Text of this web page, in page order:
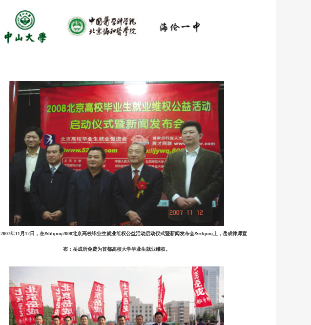
2007年11月12日，在&ldquo;2008北京高校毕业生就业维权公益活动启动仪式暨新闻发布会&rdquo;上，岳成律师宣
布：岳成所免费为首都高校大学毕业生就业维权。